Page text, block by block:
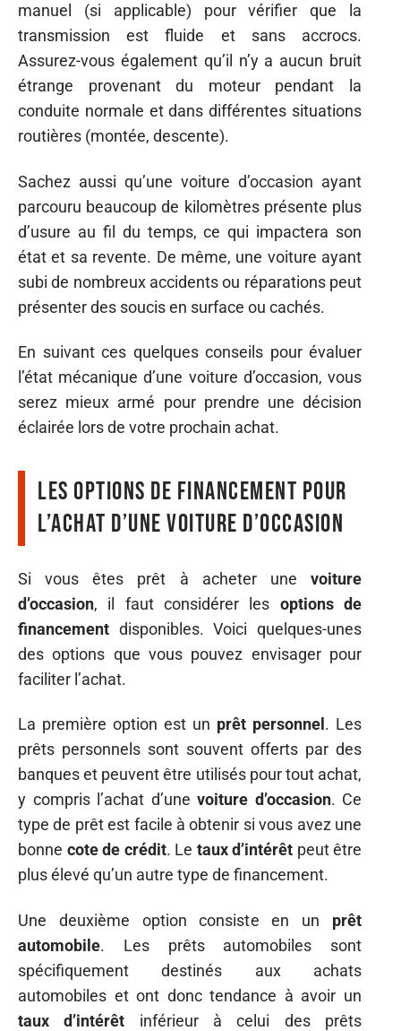
manuel (si applicable) pour vérifier que la
transmission est fluide et sans accrocs.
Assurez-vous également qu’il n’y a aucun bruit
étrange provenant du moteur pendant la
conduite normale et dans différentes situations
routières (montée, descente).
Sachez aussi qu’une voiture d’occasion ayant
parcouru beaucoup de kilomètres présente plus
d’usure au fil du temps, ce qui impactera son
état et sa revente. De même, une voiture ayant
subi de nombreux accidents ou réparations peut
présenter des soucis en surface ou cachés.
En suivant ces quelques conseils pour évaluer
l’état mécanique d’une voiture d’occasion, vous
serez mieux armé pour prendre une décision
éclairée lors de votre prochain achat.
Les options de financement pour
l’achat d’une voiture d’occasion
Si vous êtes prêt à acheter une voiture
d’occasion, il faut considérer les options de
financement disponibles. Voici quelques-unes
des options que vous pouvez envisager pour
faciliter l’achat.
La première option est un prêt personnel . Les
prêts personnels sont souvent offerts par des
banques et peuvent être utilisés pour tout achat,
y compris l’achat d’une voiture d’occasion. Ce
type de prêt est facile à obtenir si vous avez une
bonne cote de crédit. Le taux d’intérêt peut être
plus élevé qu’un autre type de financement.
Une deuxième option consiste en un prêt
automobile. Les prêts automobiles sont
spécifiquement destinés aux achats
automobiles et ont donc tendance à avoir un
taux d’intérêt inférieur à celui des prêts